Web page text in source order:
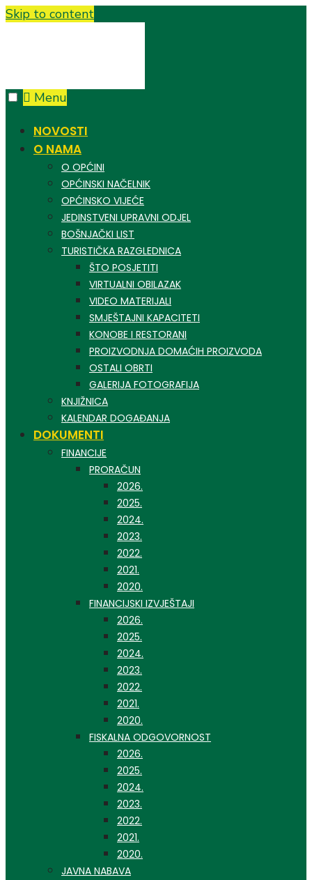
Skip to content
Menu
NOVOSTI
O NAMA
O OPĆINI
OPĆINSKI NAČELNIK
OPĆINSKO VIJEĆE
JEDINSTVENI UPRAVNI ODJEL
BOŠNJAČKI LIST
TURISTIČKA RAZGLEDNICA
ŠTO POSJETITI
VIRTUALNI OBILAZAK
VIDEO MATERIJALI
SMJEŠTAJNI KAPACITETI
KONOBE I RESTORANI
PROIZVODNJA DOMAĆIH PROIZVODA
OSTALI OBRTI
GALERIJA FOTOGRAFIJA
KNJIŽNICA
KALENDAR DOGAĐANJA
DOKUMENTI
FINANCIJE
PRORAČUN
2026.
2025.
2024.
2023.
2022.
2021.
2020.
FINANCIJSKI IZVJEŠTAJI
2026.
2025.
2024.
2023.
2022.
2021.
2020.
FISKALNA ODGOVORNOST
2026.
2025.
2024.
2023.
2022.
2021.
2020.
JAVNA NABAVA